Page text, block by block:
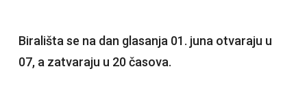
Birališta se na dan glasanja 01. juna otvaraju u
07, a zatvaraju u 20 časova.